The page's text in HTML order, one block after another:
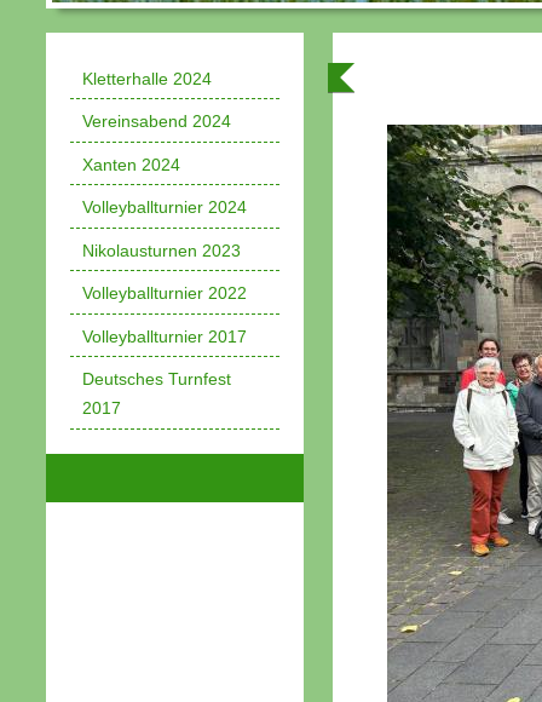
Kletterhalle 2024
Vereinsabend 2024
Xanten 2024
Volleyballturnier 2024
Nikolausturnen 2023
Volleyballturnier 2022
Volleyballturnier 2017
Deutsches Turnfest
2017